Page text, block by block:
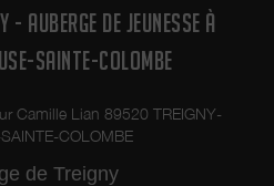
- AUBERGE DE JEUNESSE À
SAINTE-COLOMBE
Camille Lian 89520 TREIGNY-
COLOMBE
de Treigny